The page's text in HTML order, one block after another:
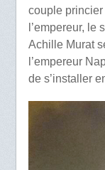
couple
l’empereur, le
Achille Murat
l’empereur
de s’installer